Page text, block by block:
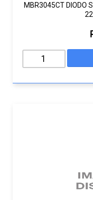
MBR3045CT DIODO